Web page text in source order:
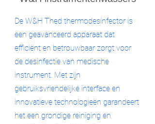
De W&H Thed thermodesinfector is
een geavanceerd apparaat dat
efficiënt en betrouwbaar zorgt voor
de desinfectie van medische
instrument. Met zijn
gebruiksvriendelijke interface en
innovatieve technologieën garandeert
het een grondige reiniging en